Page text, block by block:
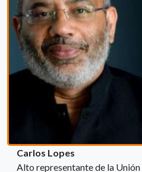
Carlos Lopes
Alto representante de la